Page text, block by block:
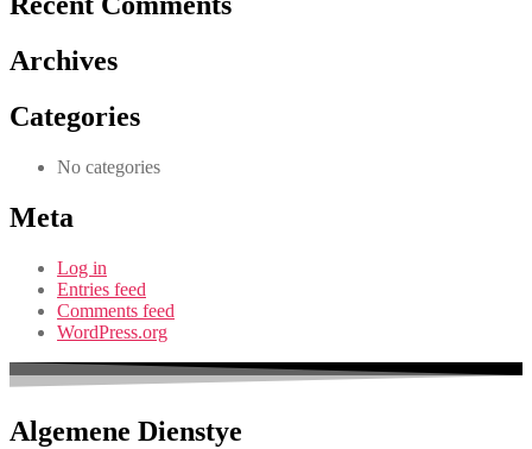
Archives
Categories
No categories
Meta
Log in
Entries feed
Comments feed
WordPress.org
Algemene Dienstye